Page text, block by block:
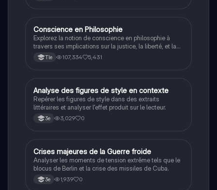
Philosophie
Conscience en Philosophie
Explorez la notion de conscience en philosophie à
travers ses implications sur la justice, la liberté, et la
connaissance. Cette fiche de révision aborde les
débats philosophiques sur la conscience, le cogito, et
étudiants en philosophie cherchant à approfondir leur
compréhension des enjeux éthiques et existentiels.
Tle 107,334 5,431
AFrançais
Analyse des figures de style en contexte
Repérer les figures de style dans des extraits
littéraires et analyser l'effet produit sur le lecteur.
3e 3,029 0
CHistoire
Crises majeures de la Guerre froide
Analyser les moments de tension extrême tels que le
blocus de Berlin et la crise des missiles de Cuba.
3e 1,939 0